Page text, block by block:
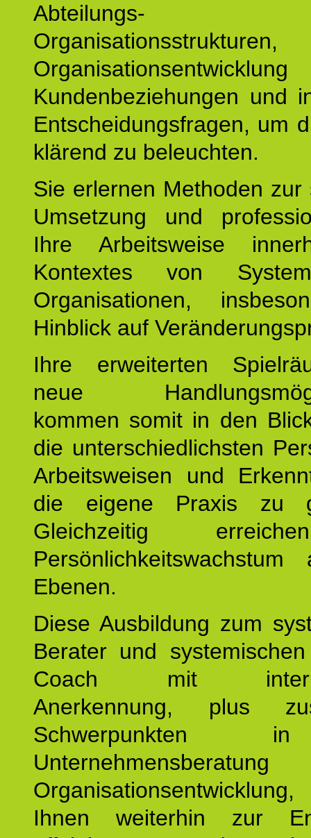
Abteilungs-
Kundenbeziehungen und
Entscheidungsfragen, um
klärend zu beleuchten.
Sie erlernen Methoden zur
Umsetzung und
Ihre Arbeitsweise
Kontextes von
Organisationen,
Hinblick auf
Ihre erweiterten
neue
kommen somit in den
die unterschiedlichsten
Arbeitsweisen und
die eigene Praxis zu
Gleichzeitig
Ebenen.
Diese Ausbildung zum
Berater und
Coach mit
Anerkennung, plus
Schwerpunkten
Ihnen weiterhin zur